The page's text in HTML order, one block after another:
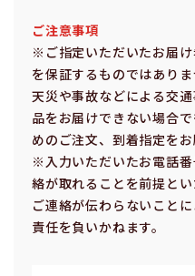
ご注意事項
※ご指定いただいたお届
を保証するものではありま
天災や事故などによる交
品をお届けできない場合
めのご注⽂、到着指定をお
※⼊⼒いただいたお電話
絡が取れることを前提とい
ご連絡が伝わらないこと
責任を負いかねます。